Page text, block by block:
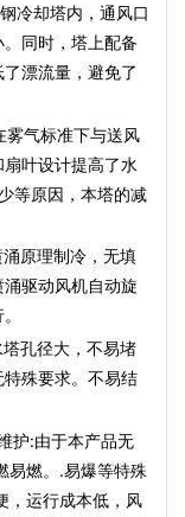
冷却塔内，通风口
同时，塔上配备
漂流量，避免了
气标准下与送风
叶设计提高了水
等原因，本塔的减
原理制冷，无填
驱动风机自动旋
孔径大，不易堵
殊要求。不易结
:由于本产品无
易燃。.易爆等特殊
，运行成本低，风